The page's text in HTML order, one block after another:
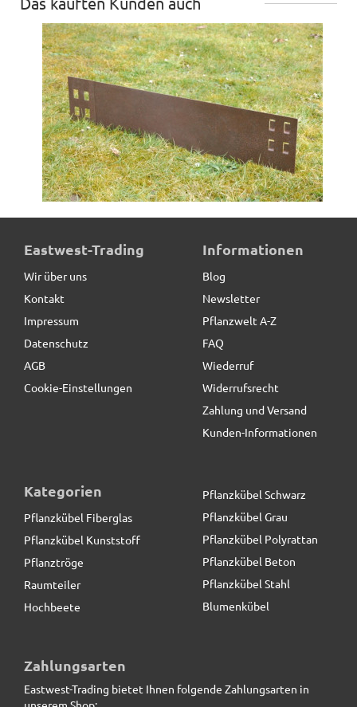
Beeteinfassung PRIMO aus Cortenstahl,
Stecksystem*REDUZIERT*
7,80 € *statt
5,90 € *
Eastwest-Trading
Wir über uns
Kontakt
Impressum
Datenschutz
AGB
Cookie-Einstellungen
Informationen
Blog
Newsletter
Pflanzwelt A-Z
FAQ
Wiederruf
Widerrufsrecht
Zahlung und Versand
Kunden-Informationen
Kategorien
Pflanzkübel Fiberglas
Pflanzkübel Kunststoff
Pflanztröge
Raumteiler
Hochbeete
Pflanzkübel Schwarz
Pflanzkübel Grau
Pflanzkübel Polyrattan
Pflanzkübel Beton
Pflanzkübel Stahl
Blumenkübel
Zahlungsarten
Eastwest-Trading bietet Ihnen folgende Zahlungsarten in